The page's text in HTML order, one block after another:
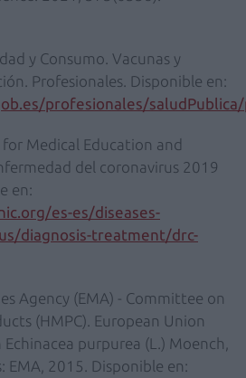
y Consumo. Vacunas y
Profesionales. Disponible en:
profesionales/
Medical Education and
del coronavirus 2019
en:
es-es/diseases-
diagnosis-treatment/drc-
Agency (EMA) - Committee on
(HMPC). European Union
purpurea (L.) Moench,
EMA, 2015. Disponible en: